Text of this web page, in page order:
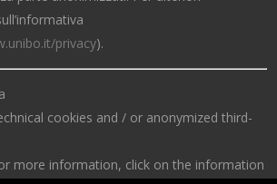
privacy).
cookies and / or anonymized third-
more information, click on the information